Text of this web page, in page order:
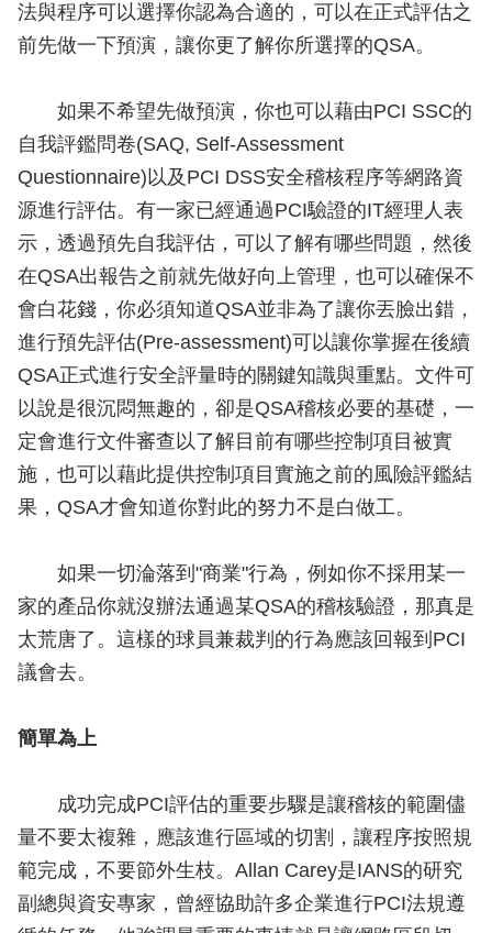
法與程序可以選擇你認為合適的，可以在正式評估之
前先做一下預演，讓你更了解你所選擇的QSA。
如果不希望先做預演，你也可以藉由PCI SSC的
自我評鑑問卷(SAQ, Self-Assessment
Questionnaire)以及PCI DSS安全稽核程序等網路資
源進行評估。有一家已經通過PCI驗證的IT經理人表
示，透過預先自我評估，可以了解有哪些問題，然後
在QSA出報告之前就先做好向上管理，也可以確保不
會白花錢，你必須知道QSA並非為了讓你丟臉出錯，
進行預先評估(Pre-assessment)可以讓你掌握在後續
QSA正式進行安全評量時的關鍵知識與重點。文件可
以說是很沉悶無趣的，卻是QSA稽核必要的基礎，一
定會進行文件審查以了解目前有哪些控制項目被實
施，也可以藉此提供控制項目實施之前的風險評鑑結
果，QSA才會知道你對此的努力不是白做工。
如果一切淪落到"商業"行為，例如你不採用某一
家的產品你就沒辦法通過某QSA的稽核驗證，那真是
太荒唐了。這樣的球員兼裁判的行為應該回報到PCI
議會去。
簡單為上
成功完成PCI評估的重要步驟是讓稽核的範圍儘
量不要太複雜，應該進行區域的切割，讓程序按照規
範完成，不要節外生枝。Allan Carey是IANS的研究
副總與資安專家，曾經協助許多企業進行PCI法規遵